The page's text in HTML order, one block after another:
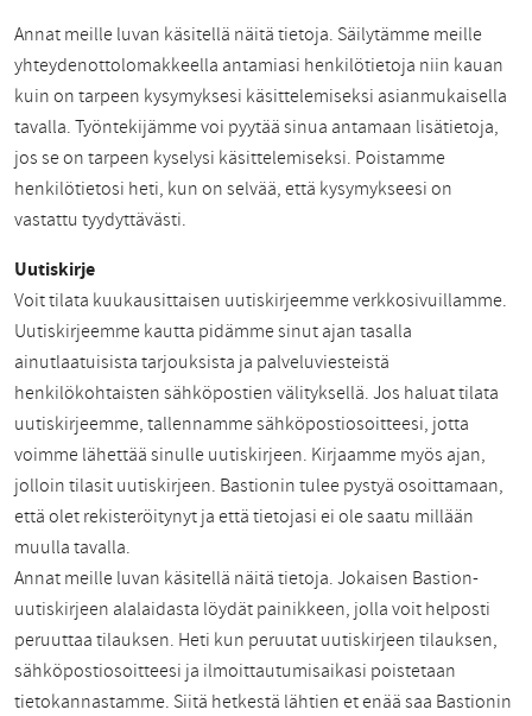
Annat meille luvan käsitellä näitä tietoja. Säilytämme meille
yhteydenottolomakkeella antamiasi henkilötietoja niin kauan
kuin on tarpeen kysymyksesi käsittelemiseksi asianmukaisella
tavalla. Työntekijämme voi pyytää sinua antamaan lisätietoja,
jos se on tarpeen kyselysi käsittelemiseksi. Poistamme
henkilötietosi heti, kun on selvää, että kysymykseesi on
vastattu tyydyttävästi.
Uutiskirje
Voit tilata kuukausittaisen uutiskirjeemme verkkosivuillamme.
Uutiskirjeemme kautta pidämme sinut ajan tasalla
ainutlaatuisista tarjouksista ja palveluviesteistä
henkilökohtaisten sähköpostien välityksellä. Jos haluat tilata
uutiskirjeemme, tallennamme sähköpostiosoitteesi, jotta
voimme lähettää sinulle uutiskirjeen. Kirjaamme myös ajan,
jolloin tilasit uutiskirjeen. Bastionin tulee pystyä osoittamaan,
että olet rekisteröitynyt ja että tietojasi ei ole saatu millään
muulla tavalla.
Annat meille luvan käsitellä näitä tietoja. Jokaisen Bastion-
uutiskirjeen alalaidasta löydät painikkeen, jolla voit helposti
peruuttaa tilauksen. Heti kun peruutat uutiskirjeen tilauksen,
sähköpostiosoitteesi ja ilmoittautumisaikasi poistetaan
tietokannastamme. Siitä hetkestä lähtien et enää saa Bastionin